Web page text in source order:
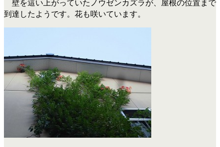
壁を這い上がっていたノウゼンカズラが、屋根の位置まで
到達したようです。花も咲いています。